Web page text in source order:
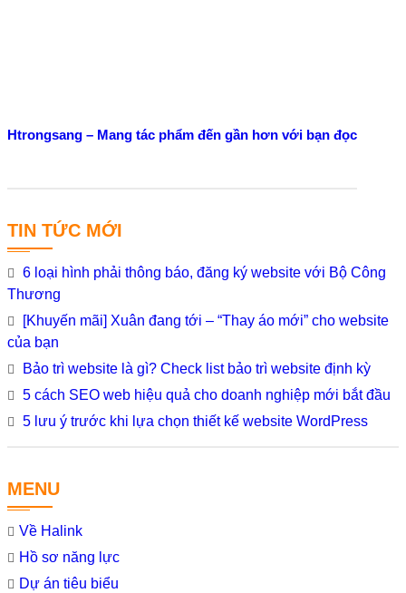
TIN TỨC MỚI
6 loại hình phải thông báo, đăng ký website với Bộ Công
Thương
[Khuyến mãi] Xuân đang tới – “Thay áo mới” cho website
của bạn
Bảo trì website là gì? Check list bảo trì website định kỳ
5 cách SEO web hiệu quả cho doanh nghiệp mới bắt đầu
5 lưu ý trước khi lựa chọn thiết kế website WordPress
MENU
Về Halink
Hồ sơ năng lực
Dự án tiêu biểu
Htrongsang – Mang tác phẩm đến gần hơn với bạn đọc